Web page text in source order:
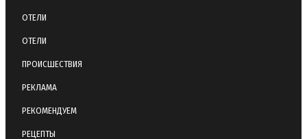
ОТЕЛИ
ОТЕЛИ
ПРОИСШЕСТВИЯ
РЕКЛАМА
РЕКОМЕНДУЕМ
РЕЦЕПТЫ